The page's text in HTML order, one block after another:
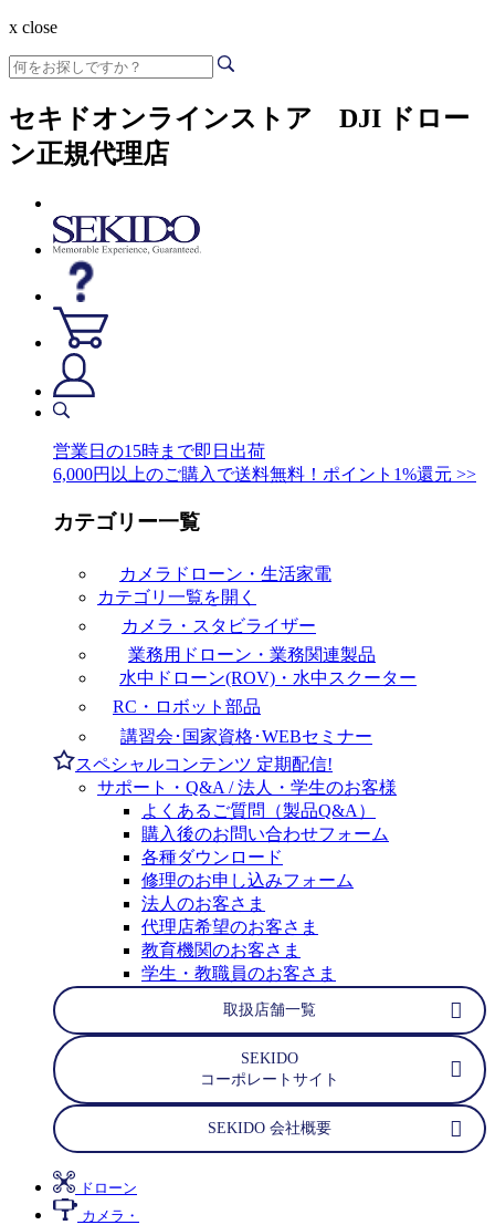
x close
セキドオンラインストア DJI ドロー
ン正規代理店
営業日の15時まで即日出荷
6,000円以上のご購入で送料無料！ポイント1%還元 >>
カテゴリー一覧
カメラドローン・生活家電
カテゴリ一覧を開く
カメラ・スタビライザー
業務用ドローン・業務関連製品
水中ドローン(ROV)・水中スクーター
RC・ロボット部品
講習会･国家資格･WEBセミナー
スペシャルコンテンツ 定期配信!
サポート・Q&A / 法人・学生のお客様
よくあるご質問（製品Q&A）
購入後のお問い合わせフォーム
各種ダウンロード
修理のお申し込みフォーム
法人のお客さま
代理店希望のお客さま
教育機関のお客さま
学生・教職員のお客さま
取扱店舗一覧
SEKIDO
コーポレートサイト
SEKIDO 会社概要
ドローン
カメラ・